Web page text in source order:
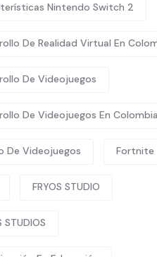
Nintendo Switch 2
De Realidad Virtual En
De Videojuegos
De Videojuegos En Colombia
De Videojuegos Fortnite
FRYOS STUDIO
STUDIOS